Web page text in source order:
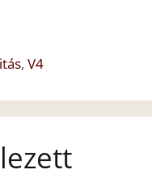
,V4